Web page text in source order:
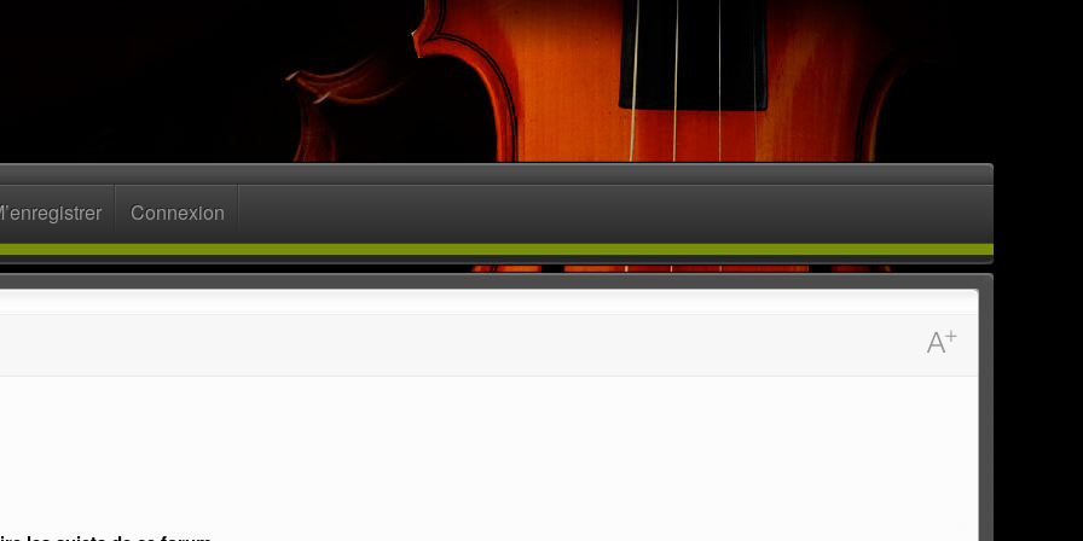
Connexion